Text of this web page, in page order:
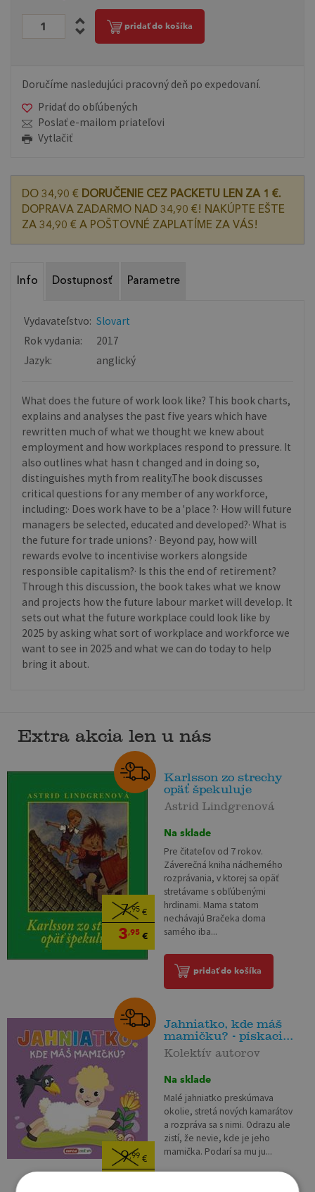
pridať do košíka
Doručíme nasledujúci pracovný deň po expedovaní.
Pridať do obľúbených
Poslať e-mailom priateľovi
Vytlačiť
DO 34,90 € DORUČENIE CEZ PACKETU LEN ZA 1 €.
DOPRAVA ZADARMO NAD 34,90 €! NAKÚPTE EŠTE
ZA 34,90 € A POŠTOVNÉ ZAPLATÍME ZA VÁS!
Info Dostupnosť Parametre
Vydavateľstvo: Slovart
Rok vydania:
2017
Jazyk:
anglický
What does the future of work look like? This book charts,
explains and analyses the past five years which have
rewritten much of what we thought we knew about
employment and how workplaces respond to pressure. It
also outlines what hasn t changed and in doing so,
distinguishes myth from reality.The book discusses
critical questions for any member of any workforce,
including:· Does work have to be a 'place ?· How will future
managers be selected, educated and developed?· What is
the future for trade unions? · Beyond pay, how will
rewards evolve to incentivise workers alongside
responsible capitalism?· Is this the end of retirement?
Through this discussion, the book takes what we know
and projects how the future labour market will develop. It
sets out what the future workplace could look like by
2025 by asking what sort of workplace and workforce we
want to see in 2025 and what we can do today to help
bring it about.
Extra akcia len u nás
7,95€
3,95€
Karlsson zo strechy
opäť špekuluje
Astrid Lindgrenová
Na sklade
Pre čitateľov od 7 rokov.
Záverečná kniha nádherného
rozprávania, v ktorej sa opäť
stretávame s obľúbenými
hrdinami. Mama s tatom
nechávajú Bračeka doma
samého iba...
pridať do košíka
9,99 €
Jahniatko, kde máš
mamičku? - pískaci...
Kolektív autorov
Na sklade
Malé jahniatko preskúmava
okolie, stretá nových kamarátov
a rozpráva sa s nimi. Odrazu ale
zistí, že nevie, kde je jeho
mamička. Podarí sa mu ju...